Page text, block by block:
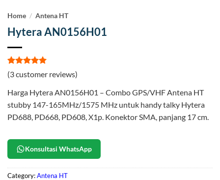
Home / Antena HT
Hytera AN0156H01
Rated5
out of 5
3
customer
ratings
(3customer reviews)
Harga Hytera AN0156H01 – Combo GPS/VHF Antena HT
stubby 147-165MHz/1575 MHz untuk handy talky Hytera
PD688, PD668, PD608, X1p. Konektor SMA, panjang 17 cm.
Konsultasi WhatsApp
Category:Antena HT